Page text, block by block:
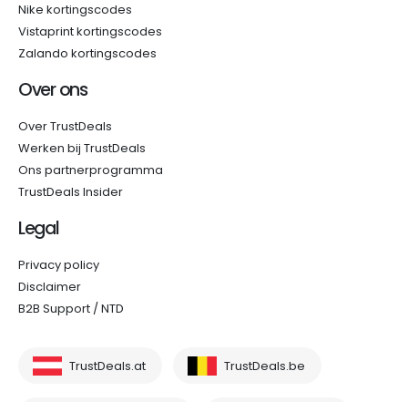
Nike kortingscodes
Vistaprint kortingscodes
Zalando kortingscodes
Over ons
Over TrustDeals
Werken bij TrustDeals
Ons partnerprogramma
TrustDeals Insider
Legal
Privacy policy
Disclaimer
B2B Support / NTD
TrustDeals.at TrustDeals.be